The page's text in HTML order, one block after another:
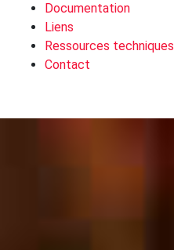
Documentation
Liens
Ressources techniques
Contact